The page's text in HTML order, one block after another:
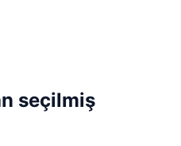
seçilmiş